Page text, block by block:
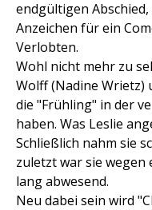
endgültigen
Anzeichen für ein
Verlobten.
Wohl nicht mehr zu
Wolff (Nadine Wrietz)
die "Frühling" in der
haben. Was Leslie
Schließlich nahm sie
zuletzt war sie wegen
lang abwesend.
Neu dabei sein wird